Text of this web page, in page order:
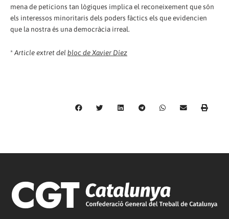
mena de peticions tan lògiques implica el reconeixement que són
els interessos minoritaris dels poders fàctics els que evidencien
que la nostra és una democràcia irreal.
*Article extret del bloc de Xavier Díez